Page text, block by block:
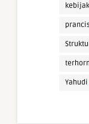
Yahudi